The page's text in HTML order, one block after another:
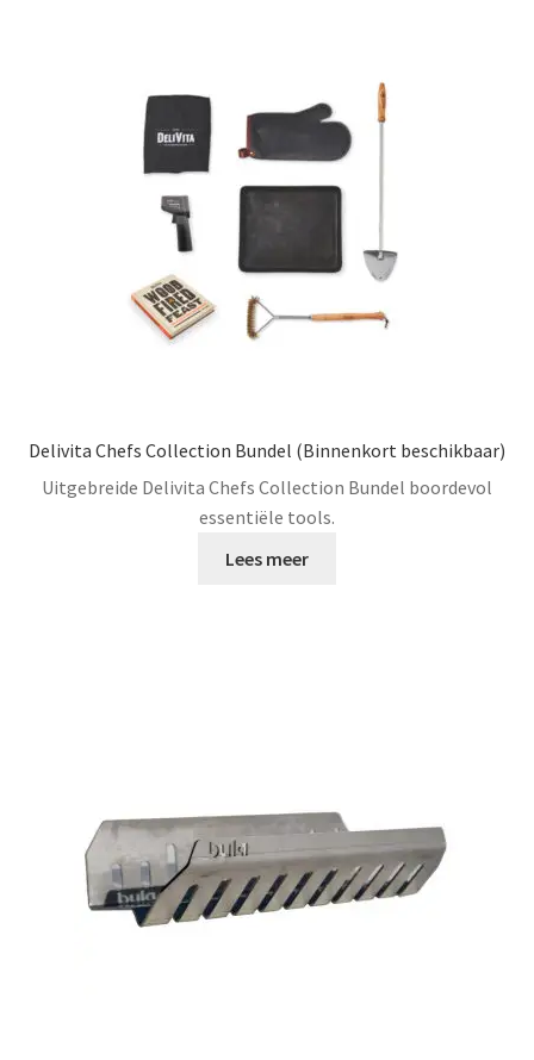
worden
op
Delivita Chefs Collection Bundel (Binnenkort beschikbaar)
Uitgebreide Delivita Chefs Collection Bundel boordevol
essentiële tools.
Lees meer